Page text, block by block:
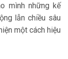
mình những kế
lẫn chiều sâu
một cách hiệu